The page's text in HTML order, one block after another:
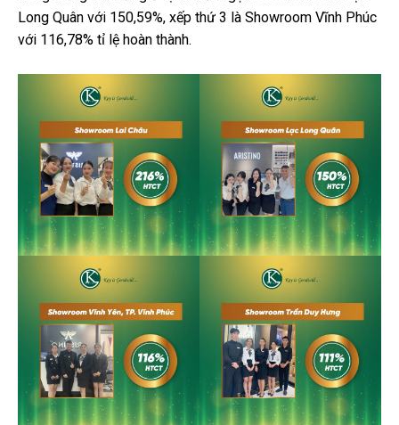
Long Quân với 150,59%, xếp thứ 3 là Showroom Vĩnh Phúc
với 116,78% tỉ lệ hoàn thành.